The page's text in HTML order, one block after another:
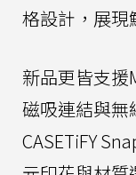
格設計，展現
新品更皆支援
磁吸連結與無
CASETiFY